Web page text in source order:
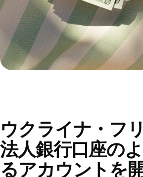
ウクライナ・フ
法人銀行口座の
るアカウントを